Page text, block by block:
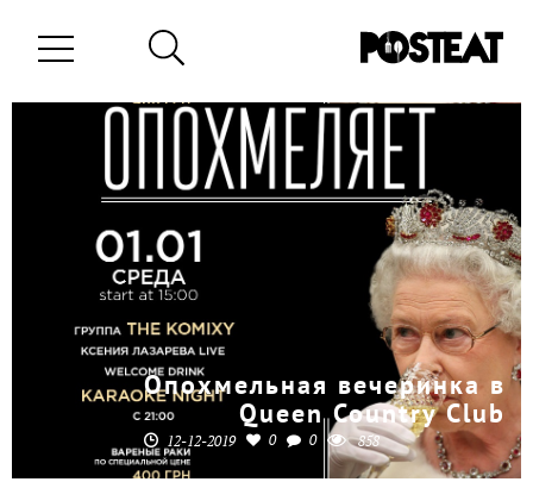
Опохмельная вечеринка в
Queen Country Club
12-12-2019 0 0 858